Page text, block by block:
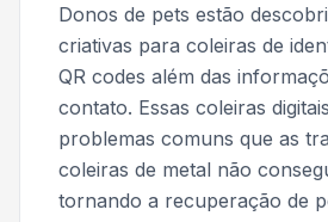
Donos de pets estão
criativas para coleiras de
QR codes além das
contato. Essas coleiras
problemas comuns que as
coleiras de metal não
tornando a recuperação de